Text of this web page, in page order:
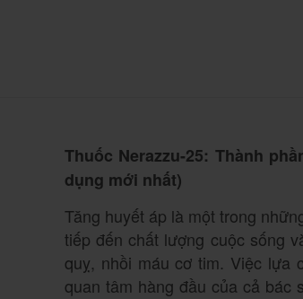
Thuốc Nerazzu-25: Thành
dụng mới nhất)
Tăng huyết áp là một trong
tiếp đến chất lượng cuộc sống
quỵ, nhồi máu cơ tim. Việc lựa
quan tâm hàng đầu của cả bác